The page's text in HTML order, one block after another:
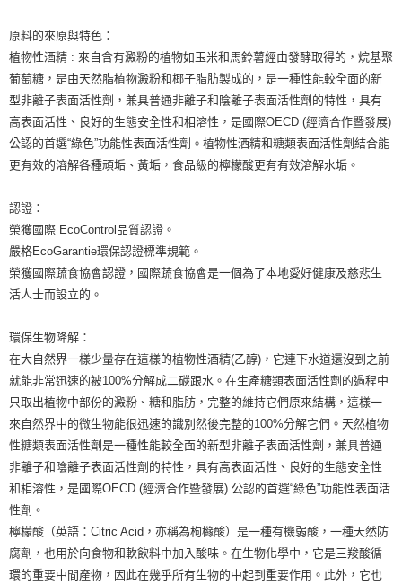
原料的來原與特色：
植物性酒精 : 來自含有澱粉的植物如玉米和馬鈴薯經由發酵取得的，烷基聚
葡萄糖，是由天然脂植物澱粉和椰子脂肪製成的，是一種性能較全面的新
型非離子表面活性劑，兼具普通非離子和陰離子表面活性劑的特性，具有
高表面活性、良好的生態安全性和相溶性，是國際OECD (經濟合作暨發展)
公認的首選“綠色”功能性表面活性劑。植物性酒精和糖類表面活性劑結合能
更有效的溶解各種頑垢、黃垢，食品級的檸檬酸更有有效溶解水垢。
認證：
榮獲國際 EcoControl品質認證。
嚴格EcoGarantie環保認證標準規範。
榮獲國際蔬食協會認證，國際蔬食協會是一個為了本地愛好健康及慈悲生
活人士而設立的。
環保生物降解：
在大自然界一樣少量存在這樣的植物性酒精(乙醇)，它連下水道還沒到之前
就能非常迅速的被100%分解成二碳跟水。在生產糖類表面活性劑的過程中
只取出植物中部份的澱粉、糖和脂肪，完整的維持它們原來結構，這樣一
來自然界中的微生物能很迅速的識別然後完整的100%分解它們。天然植物
性糖類表面活性劑是一種性能較全面的新型非離子表面活性劑，兼具普通
非離子和陰離子表面活性劑的特性，具有高表面活性、良好的生態安全性
和相溶性，是國際OECD (經濟合作暨發展) 公認的首選“綠色”功能性表面活
性劑。
檸檬酸（英語：Citric Acid，亦稱為枸櫞酸）是一種有機弱酸，一種天然防
腐劑，也用於向食物和軟飲料中加入酸味。在生物化學中，它是三羧酸循
環的重要中間產物，因此在幾乎所有生物的中起到重要作用。此外，它也